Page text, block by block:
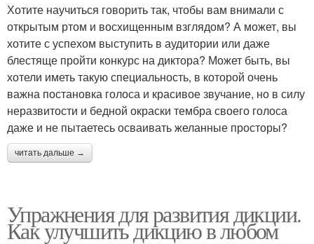
Хотите научиться говорить так, чтобы вам внимали с
открытым ртом и восхищенным взглядом? А может, вы
хотите с успехом выступить в аудитории или даже
блестяще пройти конкурс на диктора? Может быть, вы
хотели иметь такую специальность, в которой очень
важна постановка голоса и красивое звучание, но в силу
неразвитости и бедной окраски тембра своего голоса
даже и не пытаетесь осваивать желанные просторы?
читать дальше →
Упражнения для развития дикции.
Как улучшить дикцию в любом